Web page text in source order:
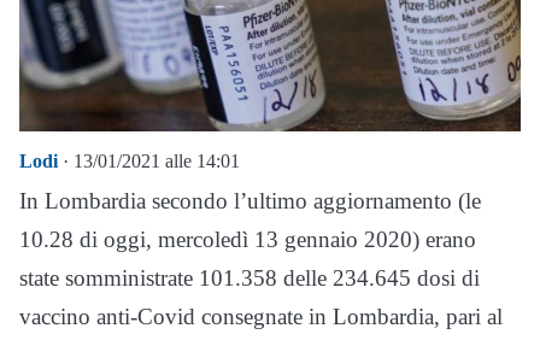
Lodi · 13/01/2021 alle 14:01
In Lombardia secondo l’ultimo aggiornamento (le
10.28 di oggi, mercoledì 13 gennaio 2020) erano
state somministrate 101.358 delle 234.645 dosi di
vaccino anti-Covid consegnate in Lombardia, pari al